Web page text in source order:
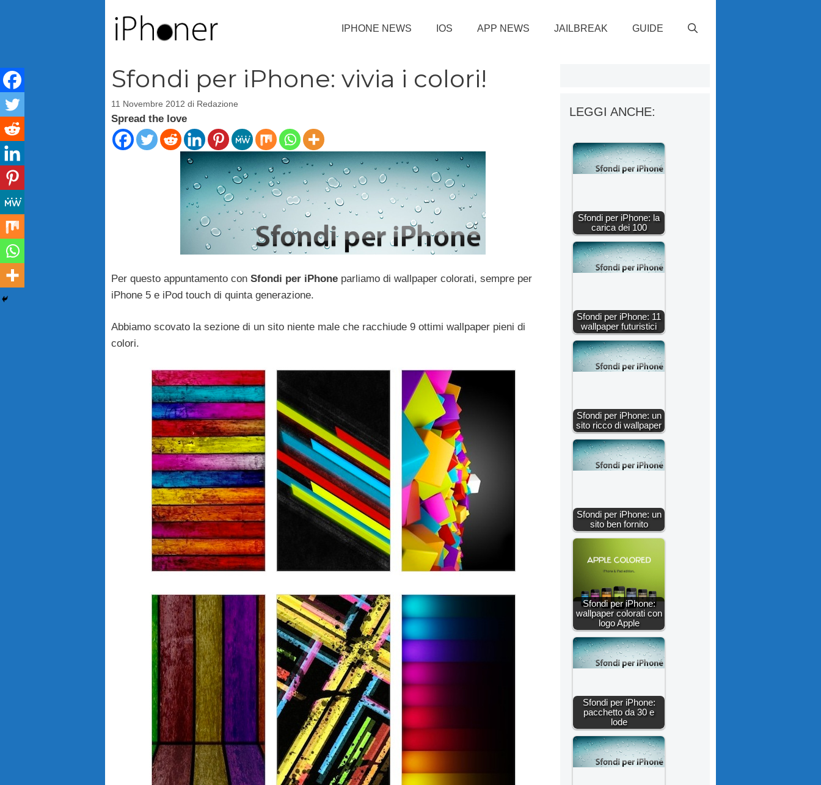
IPHONE NEWS IOS APP NEWS JAILBREAK GUIDE
Sfondi per iPhone: vivia i colori!
11 Novembre 2012 di Redazione
Spread the love
Per questo appuntamento con Sfondi per iPhone parliamo di wallpaper colorati, sempre per
iPhone 5 e iPod touch di quinta generazione.
Abbiamo scovato la sezione di un sito niente male che racchiude 9 ottimi wallpaper pieni di
colori.
LEGGI ANCHE:
Sfondi per iPhone: la
carica dei 100
Sfondi per iPhone: 11
wallpaper futuristici
Sfondi per iPhone: un
sito ricco di wallpaper
Sfondi per iPhone: un
sito ben fornito
Sfondi per iPhone:
wallpaper colorati con
logo Apple
Sfondi per iPhone:
pacchetto da 30 e
lode